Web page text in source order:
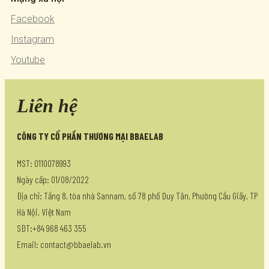
Facebook
Instagram
Youtube
Liên hệ
CÔNG TY CỔ PHẦN THƯƠNG MẠI BBAELAB
MST: 0110078993
Ngày cấp: 01/08/2022
Địa chỉ: Tầng 8, tòa nhà Sannam, số 78 phố Duy Tân, Phường Cầu Giấy, TP
Hà Nội, Việt Nam
SĐT:+84 968 463 355
Email: contact@bbaelab.vn